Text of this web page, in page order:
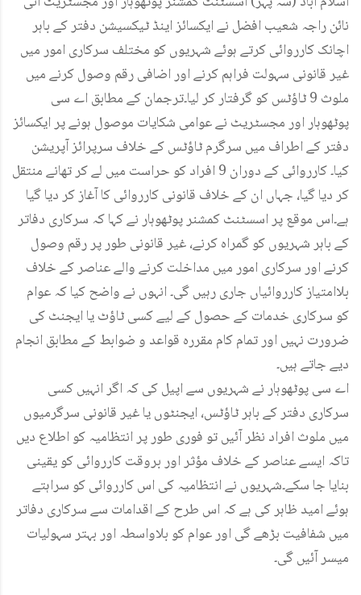
نائن راجہ شعیب افضل نے ایکسائز اینڈ ٹیکسیشن دفتر کے باہر
اچانک کارروائی کرتے ہوئے شہریوں کو مختلف سرکاری امور میں
غیر قانونی سہولت فراہم کرنے اور اضافی رقم وصول کرنے میں
ملوث 9 ٹاؤٹس کو گرفتار کر لیا۔ترجمان کے مطابق اے سی
پوٹھوہار اور مجسٹریٹ نے عوامی شکایات موصول ہونے پر ایکسائز
دفتر کے اطراف میں سرگرم ٹاؤٹس کے خلاف سرپرائز آپریشن
کیا۔ کارروائی کے دوران 9 افراد کو حراست میں لے کر تھانے منتقل
کر دیا گیا، جہاں ان کے خلاف قانونی کارروائی کا آغاز کر دیا گیا
ہے۔اس موقع پر اسسٹنٹ کمشنر پوٹھوہار نے کہا کہ سرکاری دفاتر
کے باہر شہریوں کو گمراہ کرنے، غیر قانونی طور پر رقم وصول
کرنے اور سرکاری امور میں مداخلت کرنے والے عناصر کے خلاف
بلاامتیاز کارروائیاں جاری رہیں گی۔ انہوں نے واضح کیا کہ عوام
کو سرکاری خدمات کے حصول کے لیے کسی ٹاؤٹ یا ایجنٹ کی
ضرورت نہیں اور تمام کام مقررہ قواعد و ضوابط کے مطابق انجام
دیے جاتے ہیں۔
اے سی پوٹھوہار نے شہریوں سے اپیل کی کہ اگر انہیں کسی
سرکاری دفتر کے باہر ٹاؤٹس، ایجنٹوں یا غیر قانونی سرگرمیوں
میں ملوث افراد نظر آئیں تو فوری طور پر انتظامیہ کو اطلاع دیں
تاکہ ایسے عناصر کے خلاف مؤثر اور بروقت کارروائی کو یقینی
بنایا جا سکے۔شہریوں نے انتظامیہ کی اس کارروائی کو سراہتے
ہوئے امید ظاہر کی ہے کہ اس طرح کے اقدامات سے سرکاری دفاتر
میں شفافیت بڑھے گی اور عوام کو بلاواسطہ اور بہتر سہولیات
میسر آئیں گی۔